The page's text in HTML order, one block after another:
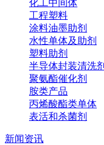
化工中间体
工程塑料
涂料油墨助剂
水性单体及助剂
塑料助剂
半导体封装清洗剂
聚氨酯催化剂
胺类产品
丙烯酸酯类单体
表活和杀菌剂
新闻资讯